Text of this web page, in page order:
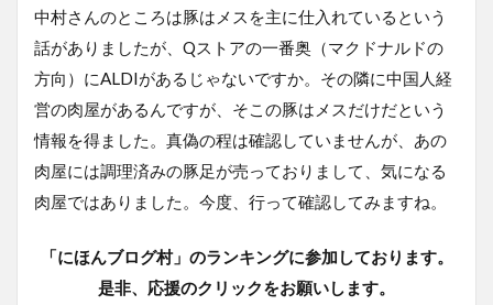
中村さんのところは豚はメスを主に仕入れているという
話がありましたが、Qストアの一番奥（マクドナルドの
方向）にALDIがあるじゃないですか。その隣に中国人経
営の肉屋があるんですが、そこの豚はメスだけだという
情報を得ました。真偽の程は確認していませんが、あの
肉屋には調理済みの豚足が売っておりまして、気になる
肉屋ではありました。今度、行って確認してみますね。
「にほんブログ村」のランキングに参加しております。
是非、応援のクリックをお願いします。